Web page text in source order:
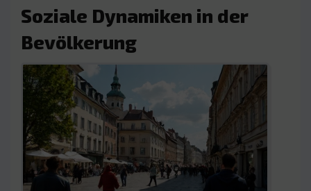
Soziale Dynamiken in der
Bevölkerung